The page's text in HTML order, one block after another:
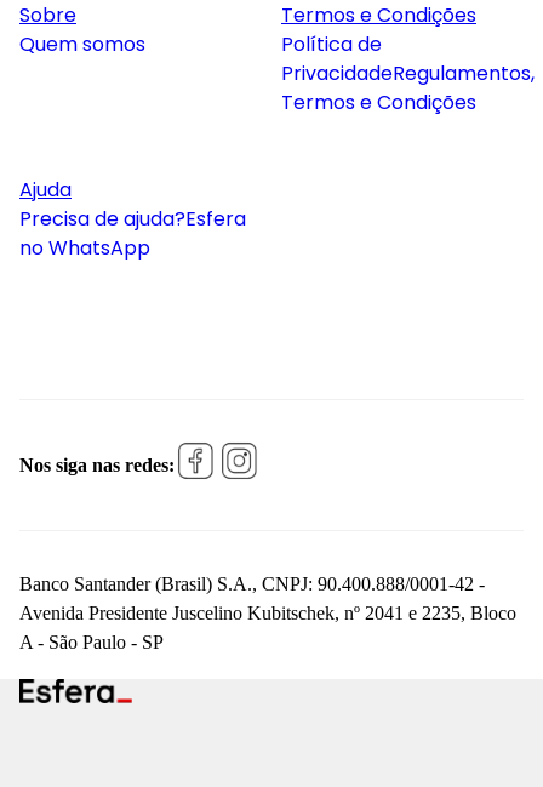
Sobre
Quem somos
Termos e Condições
Política de
PrivacidadeRegulamentos,
Termos e Condições
Ajuda
Precisa de ajuda?Esfera
no WhatsApp
Nos siga nas redes:
Banco Santander (Brasil) S.A., CNPJ: 90.400.888/0001-42 -
Avenida Presidente Juscelino Kubitschek, nº 2041 e 2235, Bloco
A - São Paulo - SP